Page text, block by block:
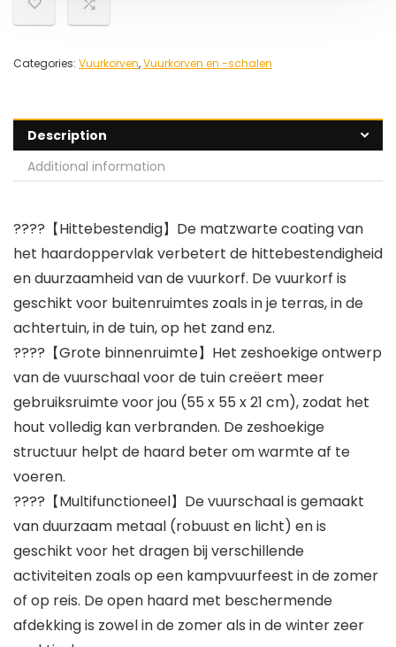
Categories: Vuurkorven,Vuurkorven en -schalen
Description
Additional information
????【Hittebestendig】De matzwarte coating van
het haardoppervlak verbetert de hittebestendigheid
en duurzaamheid van de vuurkorf. De vuurkorf is
geschikt voor buitenruimtes zoals in je terras, in de
achtertuin, in de tuin, op het zand enz.
????【Grote binnenruimte】Het zeshoekige ontwerp
van de vuurschaal voor de tuin creëert meer
gebruiksruimte voor jou (55 x 55 x 21 cm), zodat het
hout volledig kan verbranden. De zeshoekige
structuur helpt de haard beter om warmte af te
voeren.
????【Multifunctioneel】De vuurschaal is gemaakt
van duurzaam metaal (robuust en licht) en is
geschikt voor het dragen bij verschillende
activiteiten zoals op een kampvuurfeest in de zomer
of op reis. De open haard met beschermende
afdekking is zowel in de zomer als in de winter zeer